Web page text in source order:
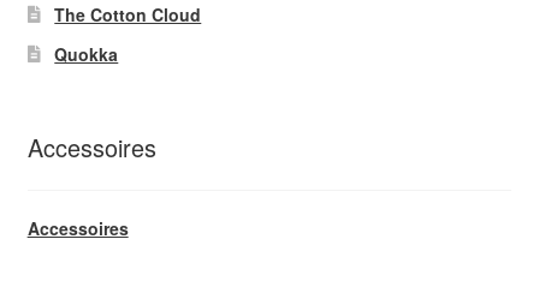
The Cotton Cloud
Quokka
Accessoires
Accessoires